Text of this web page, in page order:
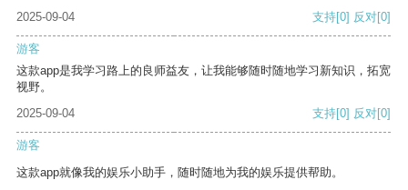
2025-09-04
支持[0] 反对[0]
游客
这款app是我学习路上的良师益友，让我能够随时随地学习新知识，拓宽
视野。
2025-09-04
支持[0] 反对[0]
游客
这款app就像我的娱乐小助手，随时随地为我的娱乐提供帮助。